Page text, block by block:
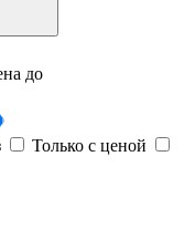
до
Только с ценой